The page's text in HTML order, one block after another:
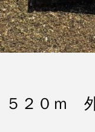
５２０ｍ